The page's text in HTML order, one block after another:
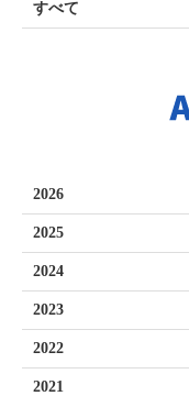
すべて
2026
2025
2024
2023
2022
2021